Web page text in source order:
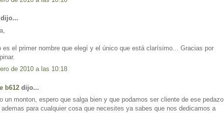
dijo...
es el primer nombre que elegí y el único que está clarísimo... Gracias por
de 2010 a las 10:18
b612 dijo...
un monton, espero que salga bien y que podamos ser cliente de ese pedazo
para cualquier cosa que necesites ya sabes que nos dedicamos a